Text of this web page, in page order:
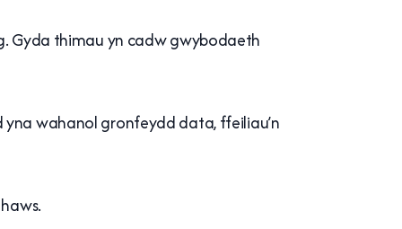
Gyda thimau yn cadw gwybodaeth
wahanol gronfeydd data, ffeiliau’n